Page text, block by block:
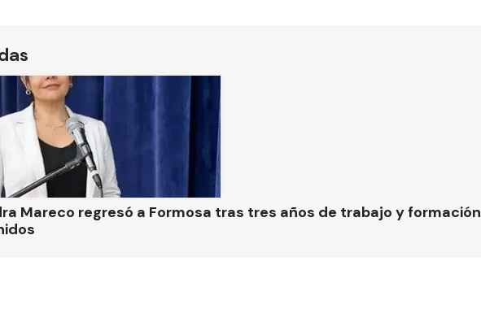
Mareco regresó a Formosa tras tres años de trabajo y formación